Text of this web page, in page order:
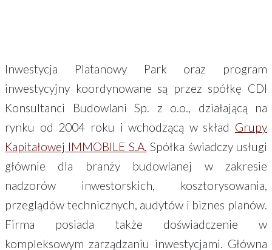
Inwestycja Platanowy Park oraz program
inwestycyjny koordynowane są przez spółkę CDI
Konsultanci Budowlani Sp. z o.o., działającą na
rynku od 2004 roku i wchodzącą w skład Grupy
Kapitałowej IMMOBILE S.A. Spółka świadczy usługi
głównie dla branży budowlanej w zakresie
nadzorów inwestorskich, kosztorysowania,
przeglądów technicznych, audytów i biznes planów.
Firma posiada także doświadczenie w
kompleksowym zarządzaniu inwestycjami. Główna